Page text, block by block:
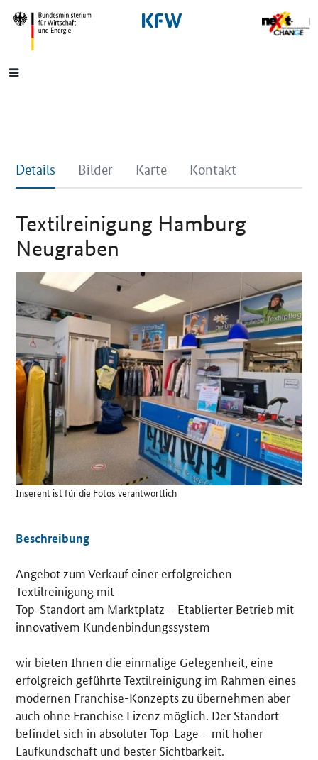
SrOnlyNavigation
Hauptmenü
Details Bilder Karte Kontakt
Textilreinigung Hamburg
Neugraben
Details
Inserent ist für die Fotos verantwortlich
Beschreibung
Angebot zum Verkauf einer erfolgreichen
Textilreinigung mit
Top-Standort am Marktplatz – Etablierter Betrieb mit
innovativem Kundenbindungssystem
wir bieten Ihnen die einmalige Gelegenheit, eine
erfolgreich geführte Textilreinigung im Rahmen eines
modernen Franchise-Konzepts zu übernehmen aber
auch ohne Franchise Lizenz möglich. Der Standort
befindet sich in absoluter Top-Lage – mit hoher
Laufkundschaft und bester Sichtbarkeit.